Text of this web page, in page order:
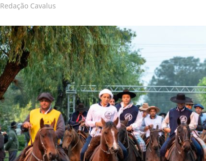
Redação Cavalus